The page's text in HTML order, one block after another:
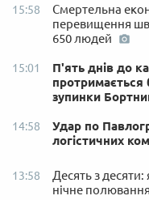
15:58
Смертельна
перевищення
650 людей
15:01
П'ять днів до
протримається
зупинки
14:58
Удар по
логістичних
13:58
Десять з
нічне